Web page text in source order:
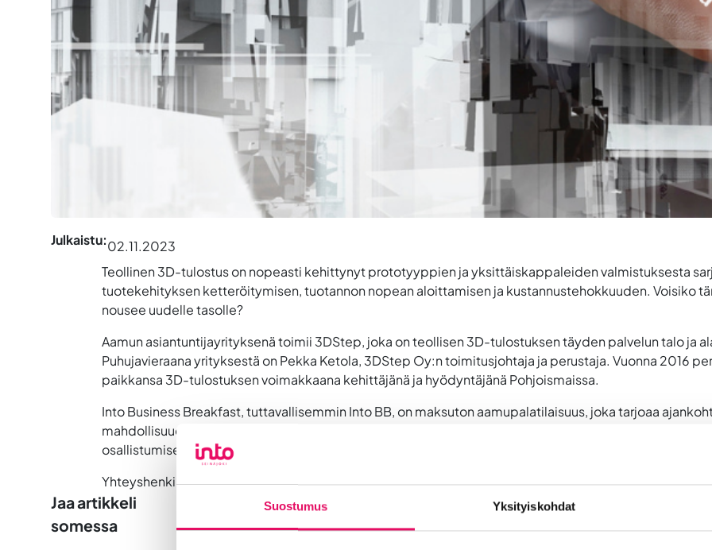
Suostumus Yksityiskohdat
Julkaistu:02.11.2023
Teollinen 3D-tulostus on nopeasti kehittynyt prototyyppien ja yksittäiskappaleiden valmistuksesta
tuotekehityksen ketteröitymisen, tuotannon nopean aloittamisen ja kustannustehokkuuden. Voisiko
nousee uudelle tasolle?
Aamun asiantuntijayrityksenä toimii 3DStep, joka on teollisen 3D-tulostuksen täyden palvelun talo ja
Puhujavieraana yrityksestä on Pekka Ketola, 3DStep Oy:n toimitusjohtaja ja perustaja. Vuonna 2016
paikkansa 3D-tulostuksen voimakkaana kehittäjänä ja hyödyntäjänä Pohjoismaissa.
Into Business Breakfast, tuttavallisemmin Into BB, on maksuton aamupalatilaisuus, joka tarjoaa
mahdollisuuden verkostoitua. Ilmoittaudu mukaan alla olevasta linkistä. Mikäli et pääsekään
osallistumisesi.
Yhteyshenkilö: Piia-Marika Jokela, tapahtumakoordinaattori, p. 0405504039, piia-
Jaa artikkeli
somessa